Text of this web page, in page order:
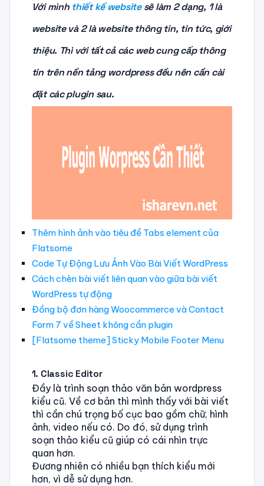
Với mình thiết kế websitesẽ làm 2 dạng, 1 là
website và 2 là website thông tin, tin tức, giới
thiệu. Thì với tất cả các web cung cấp thông
tin trên nền tảng wordpress đều nên cần cài
đặt các plugin sau.
Thêm hình ảnh vào tiêu đề Tabs element của
Flatsome
Code Tự Động Lưu Ảnh Vào Bài Viết WordPress
Cách chèn bài viết liên quan vào giữa bài viết
WordPress tự động
Đồng bộ đơn hàng Woocommerce và Contact
Form 7 về Sheet không cần plugin
[Flatsome theme] Sticky Mobile Footer Menu
1. Classic Editor
Đầy là trình soạn thảo văn bản wordpress
kiểu cũ. Về cơ bản thì mình thấy với bài viết
thì cần chú trọng bố cục bao gồm chữ, hình
ảnh, video nếu có. Do đó, sử dụng trình
soạn thảo kiểu cũ giúp có cái nhìn trực
quan hơn.
Đương nhiên có nhiều bạn thích kiểu mới
hơn, vì dễ sử dụng hơn.